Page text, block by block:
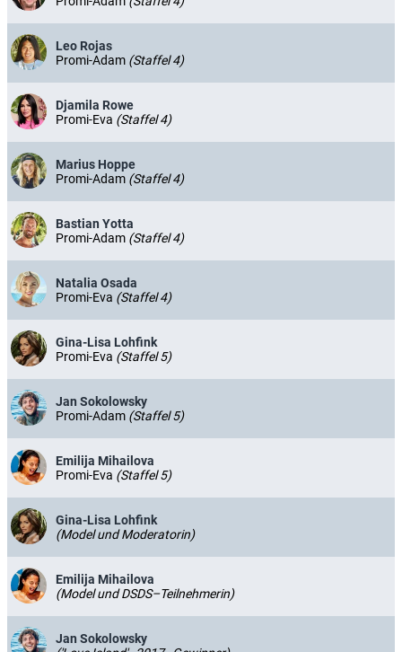
Leo Rojas
Promi-Adam (Staffel 4)
Djamila Rowe
Promi-Eva (Staffel 4)
Marius Hoppe
Promi-Adam (Staffel 4)
Bastian Yotta
Promi-Adam (Staffel 4)
Natalia Osada
Promi-Eva (Staffel 4)
Gina-Lisa Lohfink
Promi-Eva (Staffel 5)
Jan Sokolowsky
Promi-Adam (Staffel 5)
Emilija Mihailova
Promi-Eva (Staffel 5)
Gina-Lisa Lohfink
(Model und Moderatorin)
Emilija Mihailova
(Model und DSDS–Teilnehmerin)
Jan Sokolowsky